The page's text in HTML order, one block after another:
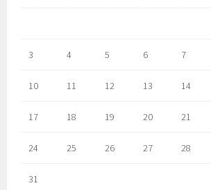
3 4 5 6 7
10 11 12 13 14
17 18 19 20 21
24 25 26 27 28
31